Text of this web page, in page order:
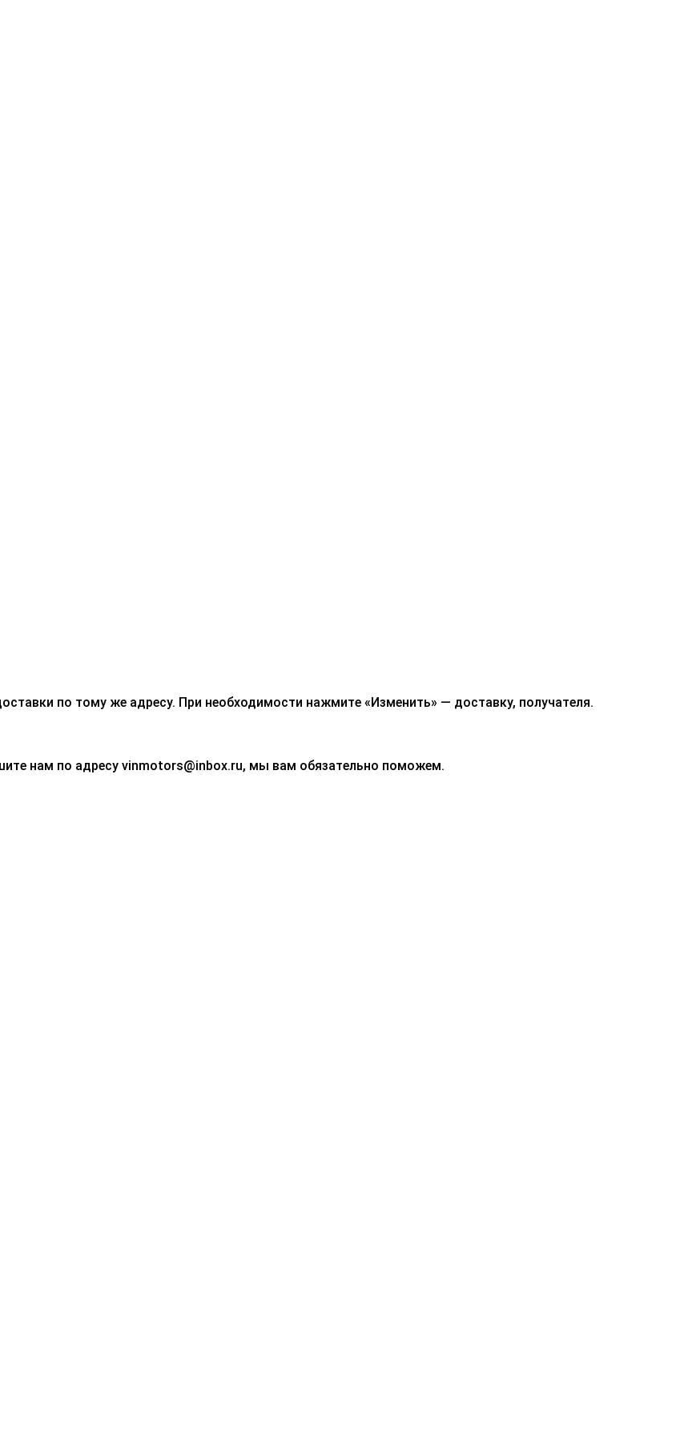
по тому же адресу. При необходимости нажмите «Изменить» — доставку, получателя.
нам по адресу vinmotors@inbox.ru, мы вам обязательно поможем.